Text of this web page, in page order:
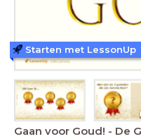
Gaan voor Goud! - De
Starten met LessonUp